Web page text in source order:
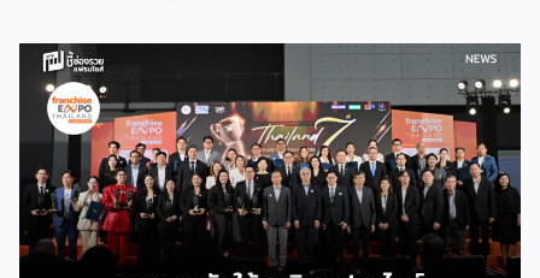
บริหารธุรกิจ การวางแผนการเงิน และการบริหารความเสี่ยง
เตรียมความพร้อมสำหรับการขยายตลาดสู่ต่างประเทศ โดยการ
จัดงานครั้งนี้คาดว่าจะสร้างมูลค่าทางเศรษฐกิจราว 220 ล้านบาท
แฟรนไชส์ไม่ใช่เพียงโมเดลธุรกิจ แต่คือ โอกาสในการต่อยอด
แบรนด์ไทยให้ก้าวสู่ตลาดใหม่ EXIM BANK จึงผนึกกำลัง
พันธมิตร สนับสนุนผู้ประกอบการไทยให้พร้อม ขยายธุรกิจ สร้าง
แบรนด์ และเปิดตลาดต่างประเทศ EXIM BANK พร้อมร่วมเดิน
ทางสู่การเปิดตลาดใหม่ เพื่อพา “แฟรนไชส์ไทย” เติบโตไกลใน